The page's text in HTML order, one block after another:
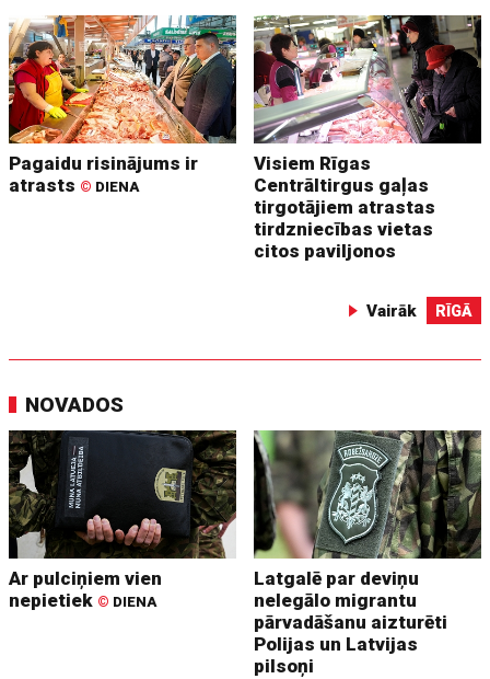
Pagaidu risinājums ir
atrasts © DIENA
Visiem Rīgas
Centrāltirgus gaļas
tirgotājiem atrastas
tirdzniecības vietas
citos paviljonos
Vairāk RĪGĀ
NOVADOS
Ar pulciņiem vien
nepietiek © DIENA
Latgalē par deviņu
nelegālo migrantu
pārvadāšanu aizturēti
Polijas un Latvijas
pilsoņi